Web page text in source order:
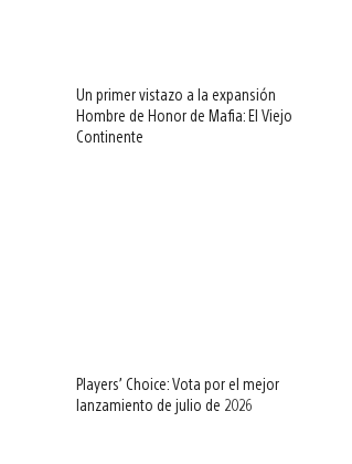
Un primer vistazo a la expansión
Hombre de Honor de Mafia: El Viejo
Continente
Players’ Choice: Vota por el mejor
lanzamiento de julio de 2026